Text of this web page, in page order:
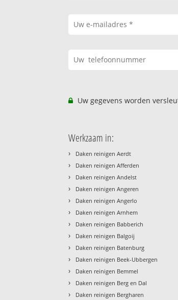
Uw gegevens worden
Werkzaam in:
› Daken reinigen Aerdt
› Daken reinigen Afferden
› Daken reinigen Andelst
› Daken reinigen Angeren
› Daken reinigen Angerlo
› Daken reinigen Arnhem
› Daken reinigen Babberich
› Daken reinigen Balgoij
› Daken reinigen Batenburg
› Daken reinigen Beek-Ubbergen
› Daken reinigen Bemmel
› Daken reinigen Berg en Dal
› Daken reinigen Bergharen